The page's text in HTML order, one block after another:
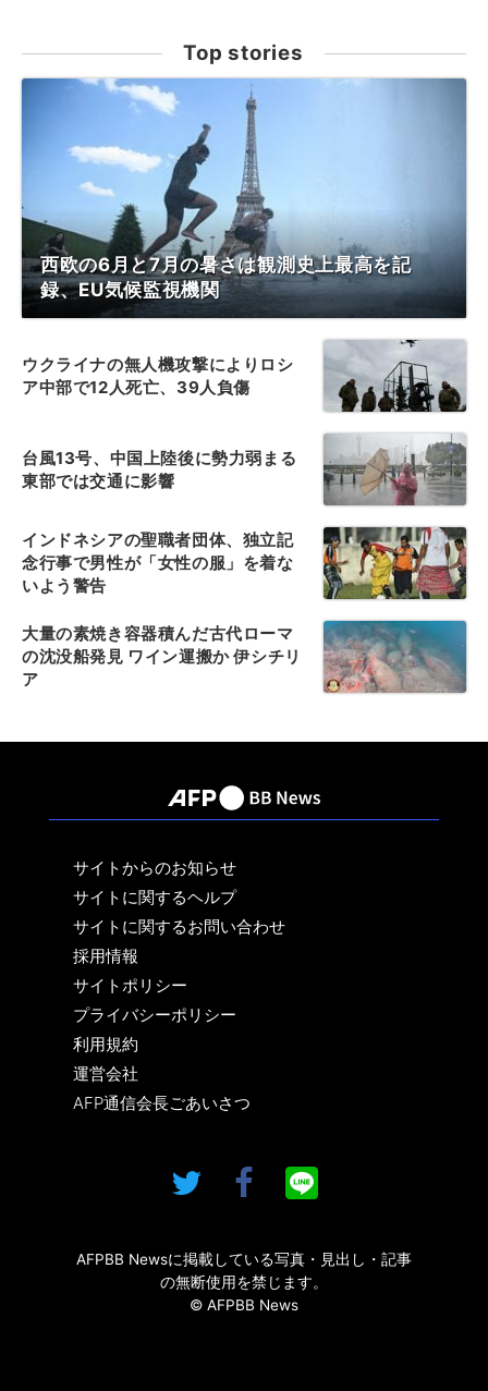
Top stories
西欧の6月と7月の暑さは観測史上最高を記
録、EU気候監視機関
ウクライナの無人機攻撃によりロシ
ア中部で12人死亡、39人負傷
台風13号、中国上陸後に勢力弱まる
東部では交通に影響
インドネシアの聖職者団体、独立記
念行事で男性が「女性の服」を着な
いよう警告
大量の素焼き容器積んだ古代ローマ
の沈没船発見 ワイン運搬か 伊シチリ
ア
サイトからのお知らせ
サイトに関するヘルプ
サイトに関するお問い合わせ
採用情報
サイトポリシー
プライバシーポリシー
利用規約
運営会社
AFP通信会長ごあいさつ
AFPBB Newsに掲載している写真・見出し・記事
の無断使用を禁じます。
© AFPBB News